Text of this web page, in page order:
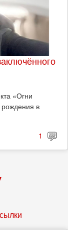
«Огни
рождения в
1